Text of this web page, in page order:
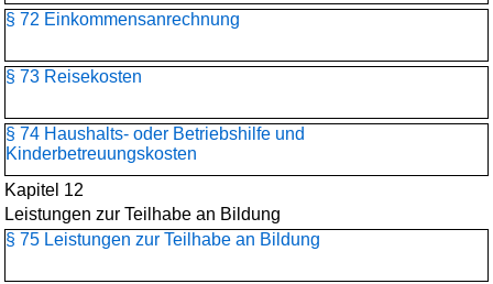
§ 72 Einkommensanrechnung
§ 73 Reisekosten
§ 74 Haushalts- oder Betriebshilfe und
Kinderbetreuungskosten
Kapitel 12
Leistungen zur Teilhabe an Bildung
§ 75 Leistungen zur Teilhabe an Bildung